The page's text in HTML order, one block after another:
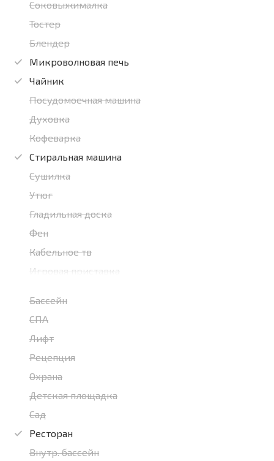
Соковыжималка
Тостер
Блендер
Микроволновая печь
Чайник
Посудомоечная машина
Духовка
Кофеварка
Стиральная машина
Сушилка
Утюг
Гладильная доска
Фен
Кабельное тв
Игровая приставка
Бассейн
СПА
Лифт
Рецепция
Охрана
Детская площадка
Сад
Ресторан
Внутр. бассейн